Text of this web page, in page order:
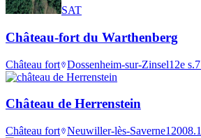
SAT
Château-fort du Warthenberg
Château fort Dossenheim-sur-Zinsel12e s.7
Château de Herrenstein
Château fort Neuwiller-lès-Saverne12008.1